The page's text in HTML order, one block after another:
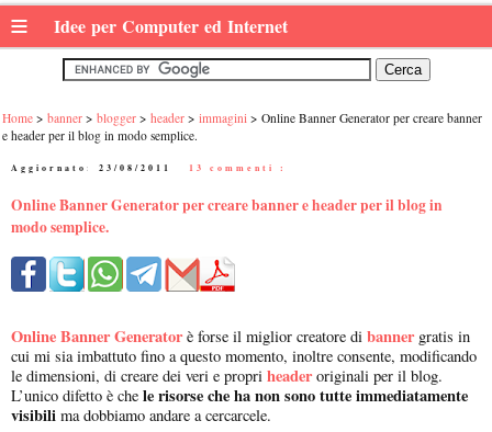
≡ Idee per Computer ed Internet
Home banner blogger header immagini
Online Banner Generator per creare banner
e header per il blog in modo semplice.
Aggiornato: 23/08/2011 13 commenti :
Online Banner Generator per creare banner e header per il blog in
modo semplice.
Online Banner Generator è forse il miglior creatore di bannergratis in
cui mi sia imbattuto fino a questo momento, inoltre consente, modificando
le dimensioni, di creare dei veri e propri headeroriginali per il blog.
L’unico difetto è che le risorse che ha non sono tutte immediatamente
visibili ma dobbiamo andare a cercarcele.